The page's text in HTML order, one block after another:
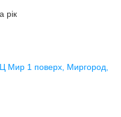
рік
Мир 1 поверх, Миргород,